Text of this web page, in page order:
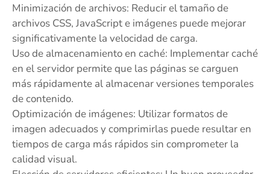
Minimización de archivos: Reducir el tamaño de
archivos CSS, JavaScript e imágenes puede mejorar
significativamente la velocidad de carga.
Uso de almacenamiento en caché: Implementar caché
en el servidor permite que las páginas se carguen
más rápidamente al almacenar versiones temporales
de contenido.
Optimización de imágenes: Utilizar formatos de
imagen adecuados y comprimirlas puede resultar en
tiempos de carga más rápidos sin comprometer la
calidad visual.